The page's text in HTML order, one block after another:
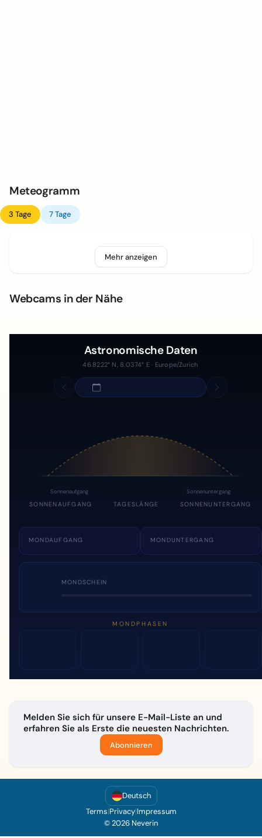
Meteogramm
3 Tage 7 Tage
Mehr anzeigen
Webcams in der Nähe
Astronomische Daten
46.8222° N, 8.0374° E · Europe/Zurich
Sonnenaufgang Sonnenuntergang
SONNENAUFGANG TAGESLÄNGE SONNENUNTERGANG
MONDAUFGANG MONDUNTERGANG
MONDSCHEIN
MONDPHASEN
Melden Sie sich für unsere E-Mail-Liste an und
erfahren Sie als Erste die neuesten Nachrichten.
Abonnieren
Deutsch
Terms|Privacy|Impressum
© 2026 Neverin